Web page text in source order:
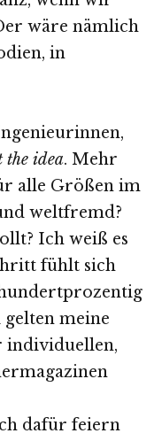
wäre nämlich
in
the idea. Mehr
alle Größen im
weltfremd?
Ich weiß es
fühlt sich
meine
individuellen,
dafür feiern